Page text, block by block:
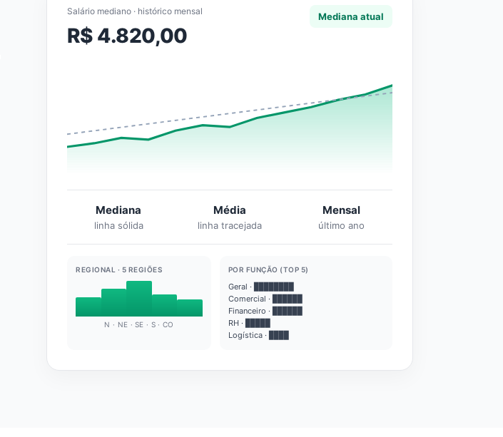
Salário mediano · histórico mensal
R$ 4.820,00
Mediana atual
Mediana
linha sólida
Média
linha tracejada
Mensal
último ano
REGIONAL · 5 REGIÕES
N · NE · SE · S · CO
POR FUNÇÃO (TOP 5)
Geral · ████████
Comercial · ██████
Financeiro · ██████
RH · █████
Logística · ████